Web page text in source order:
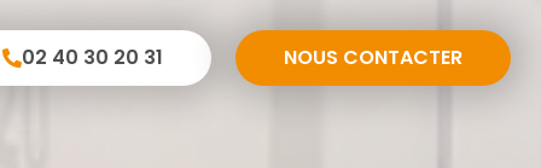
02 40 30 20 31 NOUS CONTACTER